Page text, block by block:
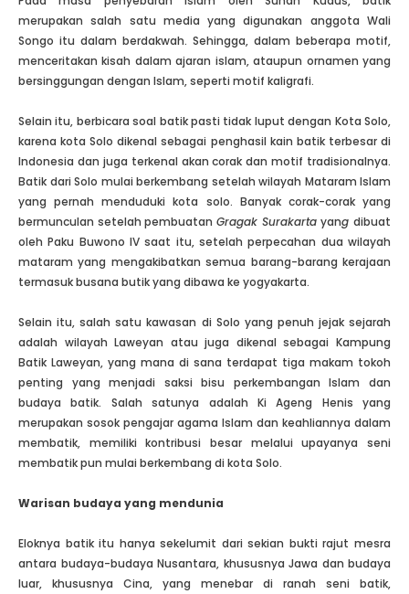
merupakan salah satu media yang digunakan anggota Wali
Songo itu dalam berdakwah. Sehingga, dalam beberapa motif,
menceritakan kisah dalam ajaran islam, ataupun ornamen yang
bersinggungan dengan Islam, seperti motif kaligrafi.
Selain itu, berbicara soal batik pasti tidak luput dengan Kota Solo,
karena kota Solo dikenal sebagai penghasil kain batik terbesar di
Indonesia dan juga terkenal akan corak dan motif tradisionalnya.
Batik dari Solo mulai berkembang setelah wilayah Mataram Islam
yang pernah menduduki kota solo. Banyak corak-corak yang
bermunculan setelah pembuatan Gragak Surakartayangdibuat
oleh Paku Buwono IV saat itu, setelah perpecahan dua wilayah
mataram yang mengakibatkan semua barang-barang kerajaan
termasuk busana butik yang dibawa ke yogyakarta.
Selain itu, salah satu kawasan di Solo yang penuh jejak sejarah
adalah wilayah Laweyan atau juga dikenal sebagai Kampung
Batik Laweyan, yang mana di sana terdapat tiga makam tokoh
penting yang menjadi saksi bisu perkembangan Islam dan
budaya batik. Salah satunya adalah Ki Ageng Henis yang
merupakan sosok pengajar agama Islam dan keahliannya dalam
membatik, memiliki kontribusi besar melalui upayanya seni
membatik pun mulai berkembang di kota Solo.
Warisan budaya yang mendunia
Eloknya batik itu hanya sekelumit dari sekian bukti rajut mesra
antara budaya-budaya Nusantara, khususnya Jawa dan budaya
luar, khususnya Cina, yang menebar di ranah seni batik,